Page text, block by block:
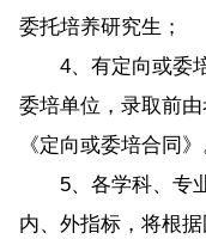
委托培养研究生；
4、有定向或委培
委培单位，录取前
《定向或委培合同》
5、各学科、专业
内、外指标，将根